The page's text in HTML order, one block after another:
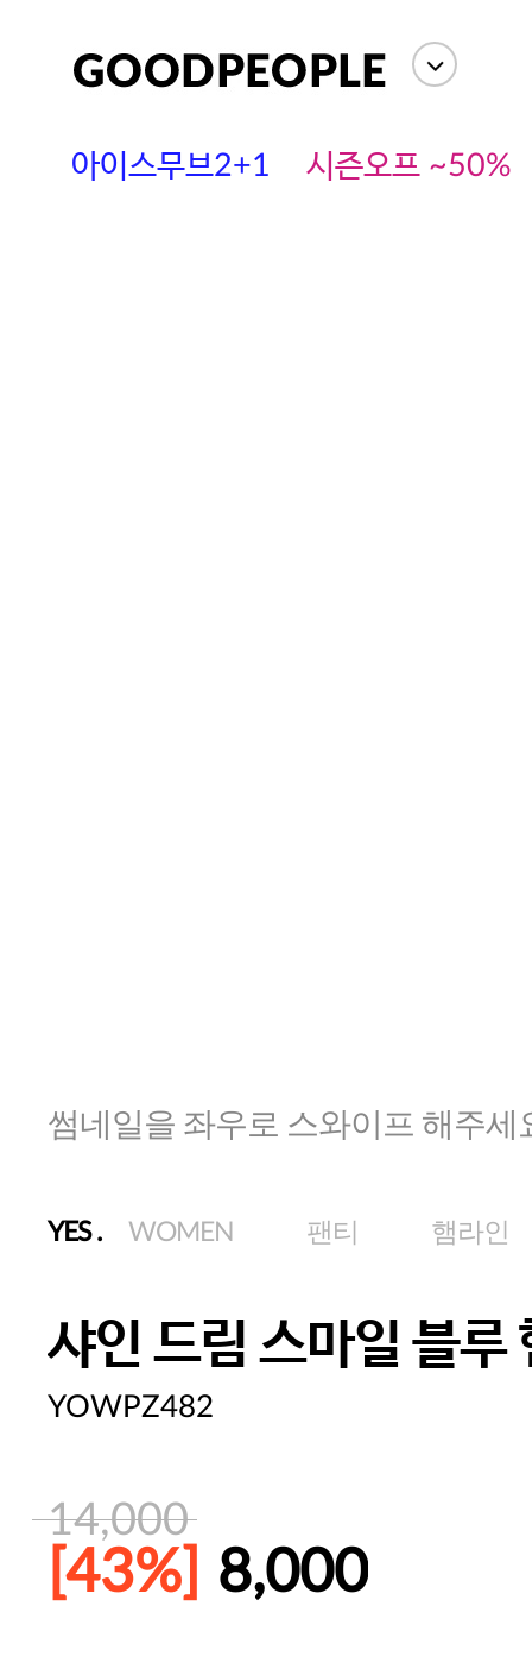
아이스무브2+1 시즌오프 ~50%
썸네일을 좌우로 스와이프 해주세
YES. WOMEN 팬티 햄라인
샤인 드림 스마일 블루
YOWPZ482
14,000
[43%] 8,000